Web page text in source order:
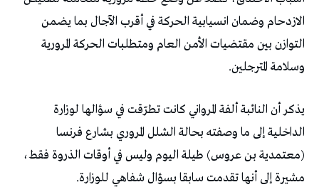
الازدحام وضمان انسيابية الحركة في أقرب الآجال بما يضمن
التوازن بين مقتضيات الأمن العام ومتطلبات الحركة المرورية
وسلامة المترجلين.
يذكر أن النائبة ألفة المرواني كانت تطرّقت في سؤالها لوزارة
الداخلية إلى ما وصفته بحالة الشلل المروري بشارع فرنسا
(معتمدية بن عروس) طيلة اليوم وليس في أوقات الذروة فقط،
مشيرة إلى أنها تقدمت سابقا بسؤال شفاهي للوزارة.